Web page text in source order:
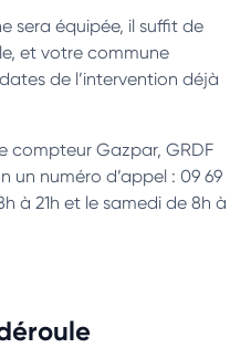
sera équipée, il suffit de
et votre commune
de l’intervention déjà
compteur Gazpar, GRDF
numéro d’appel : 09 69
à 21h et le samedi de 8h à